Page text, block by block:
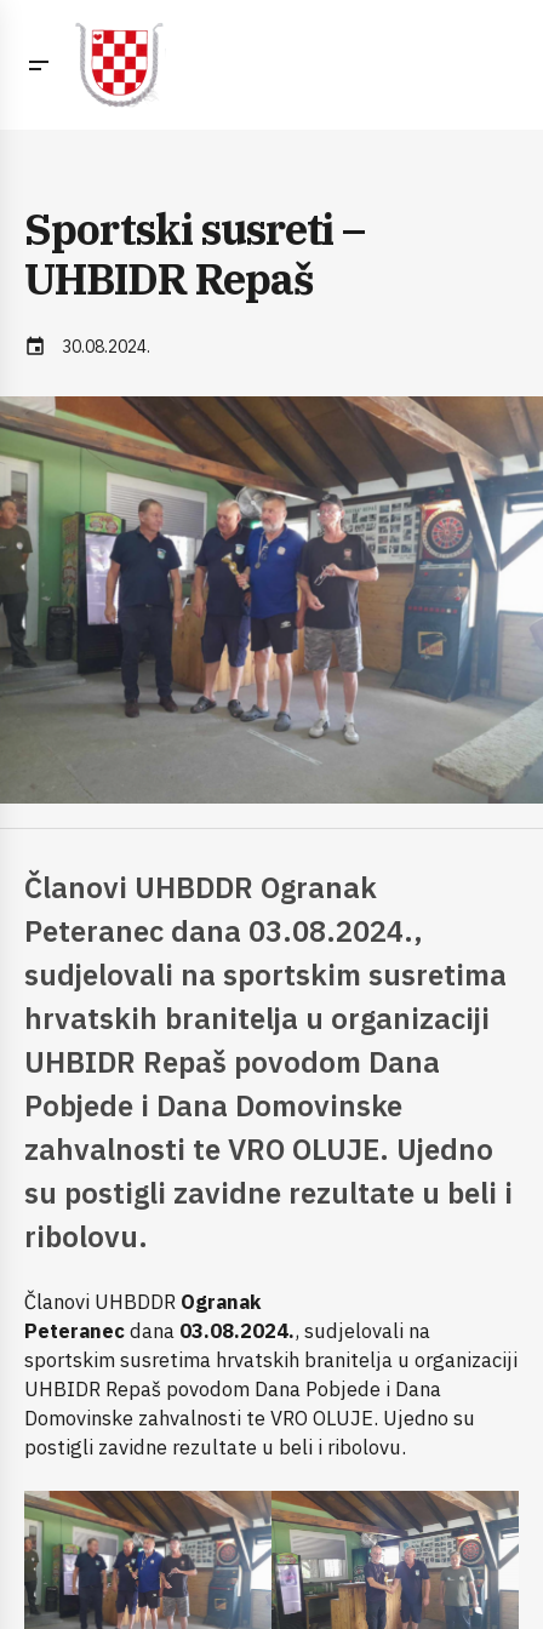
Sportski susreti –
UHBIDR Repaš
event 30.08.2024.
Članovi UHBDDR Ogranak
Peteranec dana 03.08.2024.,
sudjelovali na sportskim susretima
hrvatskih branitelja u organizaciji
UHBIDR Repaš povodom Dana
Pobjede i Dana Domovinske
zahvalnosti te VRO OLUJE. Ujedno
su postigli zavidne rezultate u beli i
ribolovu.
Članovi UHBDDR Ogranak
Peteranecdana 03.08.2024., sudjelovali na
sportskim susretima hrvatskih branitelja u organizaciji
UHBIDR Repaš povodom Dana Pobjede i Dana
Domovinske zahvalnosti te VRO OLUJE. Ujedno su
postigli zavidne rezultate u beli i ribolovu.